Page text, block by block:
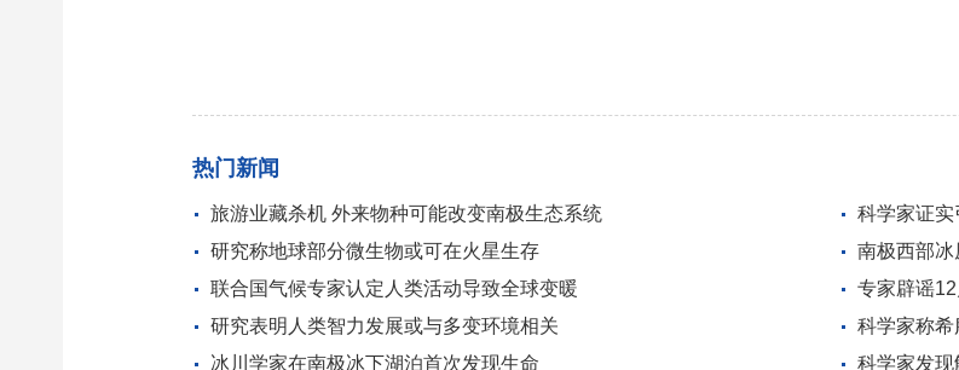
热门新闻
旅游业藏杀机 外来物种可能改变南极生态系统
科学家证
研究称地球部分微生物或可在火星生存
南极西部
联合国气候专家认定人类活动导致全球变暖
专家辟谣
研究表明人类智力发展或与多变环境相关
科学家称
冰川学家在南极冰下湖泊首次发现生命
科学家发